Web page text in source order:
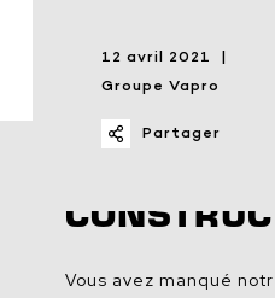
12 avril 2021
Groupe Vapro
Partager
Vous avez manqué